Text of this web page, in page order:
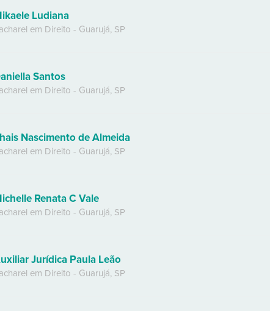
Ludiana
em Direito - Guarujá, SP
Santos
em Direito - Guarujá, SP
Nascimento de Almeida
em Direito - Guarujá, SP
Renata C Vale
em Direito - Guarujá, SP
Jurídica Paula Leão
em Direito - Guarujá, SP